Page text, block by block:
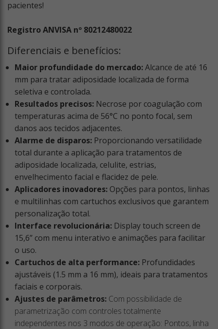
pacientes!
Registro ANVISA nº 80212480022
Diferenciais e benefícios:
Maior profundidade do mercado:Alcance de até 16
mm para tratar adiposidade localizada de forma
seletiva e controlada.
Resultados precisos: Necrose por coagulação com
temperaturas acima de 56°C no ponto focal, sem
danos aos tecidos adjacentes.
Alarme de disparos: Proporcionando versatilidade
total durante a aplicação para tratamentos de
adiposidade localizada, celulite, estrias,
envelhecimento facial e flacidez de pele.
Aplicadores inovadores: Opções para pontos, linhas
e multilinhas com cartuchos exclusivos que garantem
personalização total.
Interface revolucionária: Display touch screen de
15,6” com menu interativo e animações para facilitar
o uso.
Cartuchos de alta performance: Profundidades
ajustáveis (1.5 mm a 16 mm), ideais para tratamentos
faciais e corporais.
Ajustes de parâmetros: Com possibilidade de
parametrização com controles totalmente
independentes nos 3 modos de operação: Pontos, linha